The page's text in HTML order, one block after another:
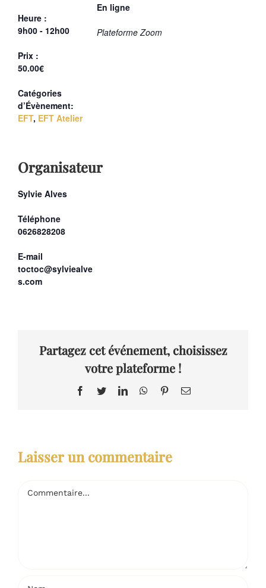
Heure :
9h00 - 12h00
Prix :
50.00€
Catégories
d’Évènement:
EFT, EFT Atelier
En ligne
Plateforme Zoom
Organisateur
Sylvie Alves
Téléphone
0626828208
E-mail
toctoc@sylviealve
s.com
Partagez cet événement, choisissez
votre plateforme !
Facebook
TwitterLinkedInWhatsApp
PinterestEmail
Laisser un commentaire